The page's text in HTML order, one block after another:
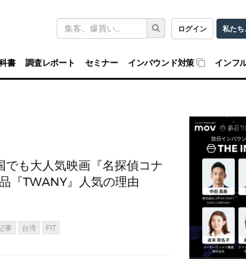
ログイン 私たち
キ
ワ
ド
検
索
書 調査レポート セミナー インバウンド対策 インフ
でも大人気映画『名探偵コナ
『TWANY』人気の理由
事 台湾 FIT